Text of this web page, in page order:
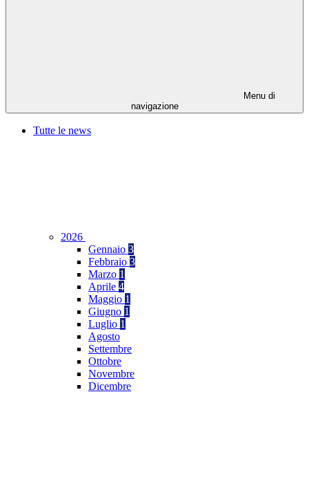
Menu di
navigazione
Tutte le news
2026
Gennaio 3
Febbraio 3
Marzo 1
Aprile 4
Maggio 1
Giugno 1
Luglio 1
Agosto
Settembre
Ottobre
Novembre
Dicembre